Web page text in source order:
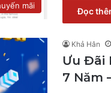
mãi
Đọc
Khả Hân
Ưu Đãi
7 Năm